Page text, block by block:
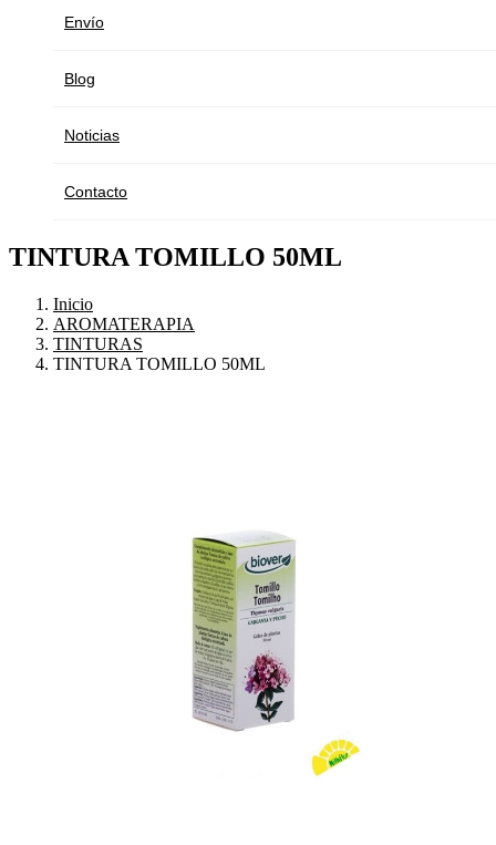
Envío
Blog
Noticias
Contacto
TINTURA TOMILLO 50ML
Inicio
AROMATERAPIA
TINTURAS
TINTURA TOMILLO 50ML